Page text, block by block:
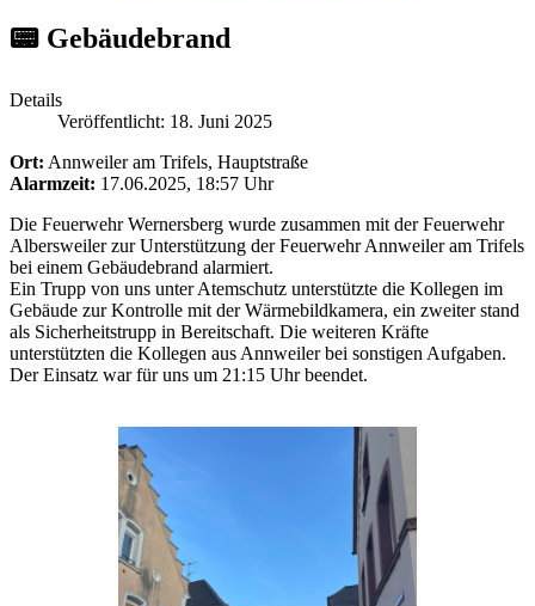
📟 Gebäudebrand
Details
Veröffentlicht: 18. Juni 2025
Ort: Annweiler am Trifels, Hauptstraße
Alarmzeit: 17.06.2025, 18:57 Uhr
Die Feuerwehr Wernersberg wurde zusammen mit der Feuerwehr
Albersweiler zur Unterstützung der Feuerwehr Annweiler am Trifels
bei einem Gebäudebrand alarmiert.
Ein Trupp von uns unter Atemschutz unterstützte die Kollegen im
Gebäude zur Kontrolle mit der Wärmebildkamera, ein zweiter stand
als Sicherheitstrupp in Bereitschaft. Die weiteren Kräfte
unterstützten die Kollegen aus Annweiler bei sonstigen Aufgaben.
Der Einsatz war für uns um 21:15 Uhr beendet.